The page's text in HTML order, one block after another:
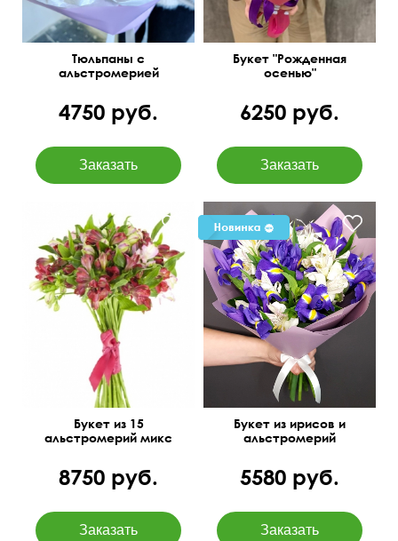
Тюльпаны с
альстромерией
4750 руб.
Букет "Рожденная
осенью"
6250 руб.
Распущенные бутоны
Букет из 15
альстромерий микс
8750 руб.
40 см 40 см
Букет из ирисов и
альстромерий
5580 руб.